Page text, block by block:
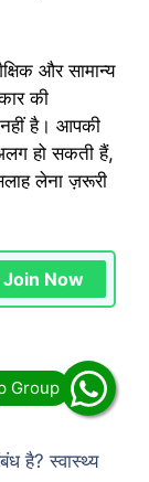
और सामान्य
की
नहीं है। आपकी
हो सकती हैं,
लेना ज़रूरी
Join Now
प्याज या
है? स्वास्थ्य